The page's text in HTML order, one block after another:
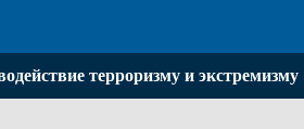
терроризму и экстремизму